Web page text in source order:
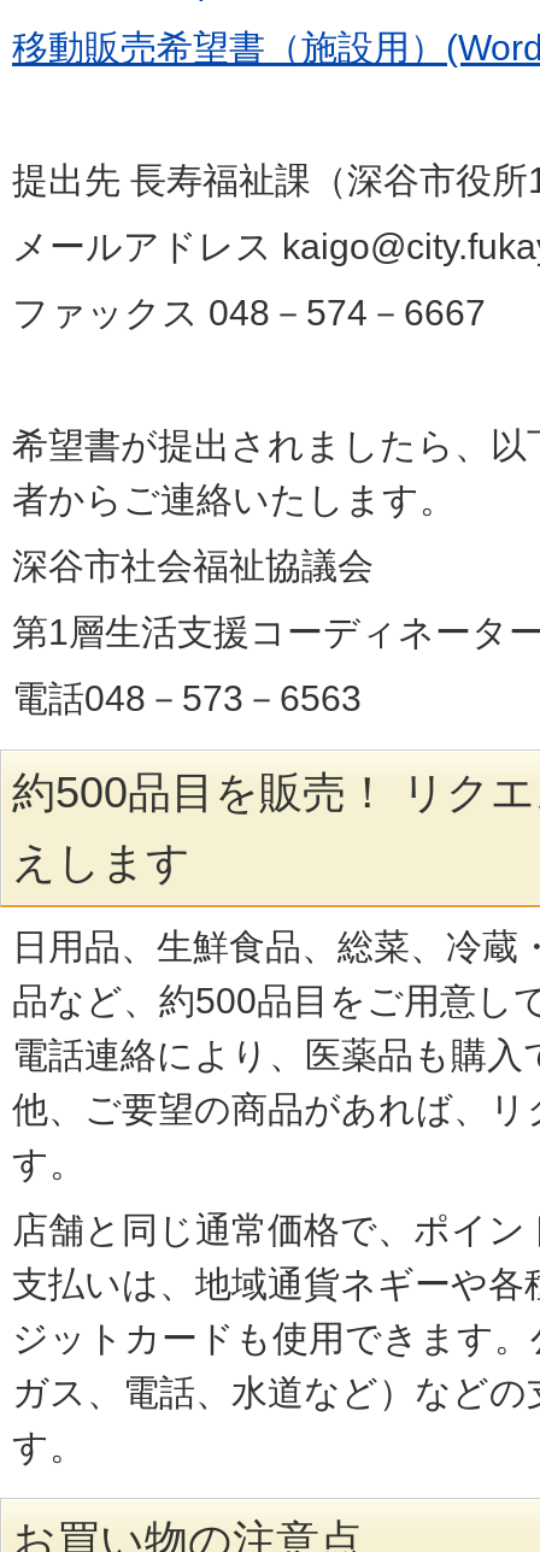
移動販売希望書（施設用）
提出先 長寿福祉課（深谷市役
メールアドレス
ファックス 048－574－6667
希望書が提出されましたら、以
者からご連絡いたします。
深谷市社会福祉協議会
第1層生活支援コーディネータ
電話048－573－6563
約500品目を販売！ リク
えします
日用品、生鮮食品、総菜、冷蔵
品など、約500品目をご用意し
電話連絡により、医薬品も購
他、ご要望の商品があれば、
す。
店舗と同じ通常価格で、ポイ
支払いは、地域通貨ネギーや各
ジットカードも使用できます
ガス、電話、水道など）など
す。
お買い物の注意点